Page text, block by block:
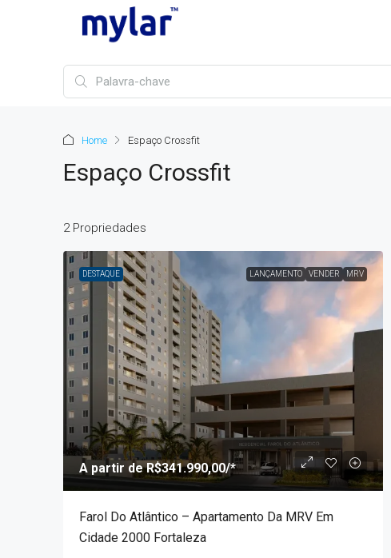
Home Espaço Crossfit
Espaço Crossfit
2 Propriedades
DESTAQUE LANÇAMENTO VENDER MRV
A partir deR$341.990,00/*
Farol Do Atlântico – Apartamento Da MRV Em
Cidade 2000 Fortaleza
A partir de R$377.936,39/*
Fortaleza Próximos Ao RioMar